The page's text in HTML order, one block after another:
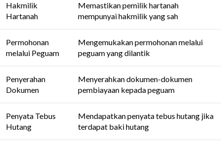
Hakmilik
Hartanah
Memastikan pemilik hartanah
mempunyai hakmilik yang sah
Permohonan
melalui Peguam
Mengemukakan permohonan melalui
peguam yang dilantik
Penyerahan
Dokumen
Menyerahkan dokumen-dokumen
pembiayaan kepada peguam
Penyata Tebus
Hutang
Mendapatkan penyata tebus hutang jika
terdapat baki hutang